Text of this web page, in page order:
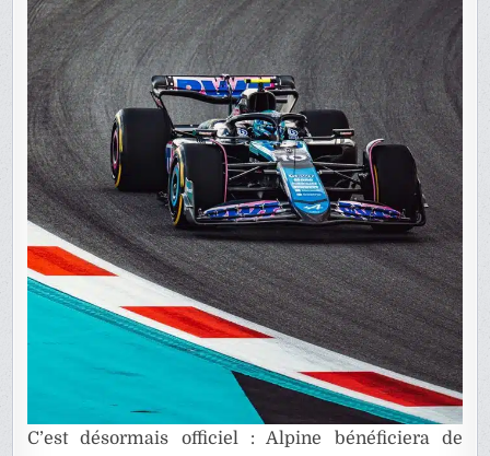
C’est désormais officiel : Alpine bénéficiera de